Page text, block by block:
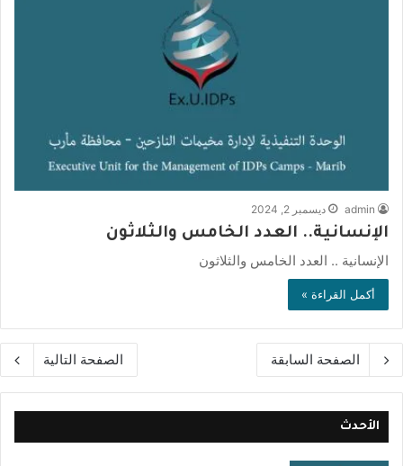
admin ديسمبر 2, 2024
الإنسانية.. العدد الخامس والثلاثون
الإنسانية .. العدد الخامس والثلاثون
أكمل القراءة »
الصفحة السابقة الصفحة التالية
الأحدث